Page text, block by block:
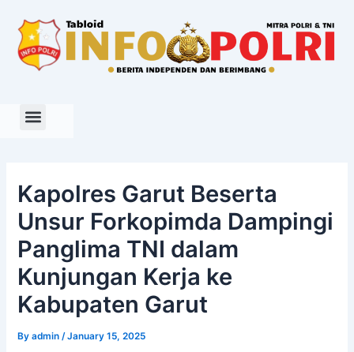
content
Kapolres Garut Beserta
Unsur Forkopimda Dampingi
Panglima TNI dalam
Kunjungan Kerja ke
Kabupaten Garut
Byadmin/January 15, 2025